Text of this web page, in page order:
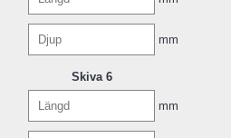
mm
Skiva 6
mm